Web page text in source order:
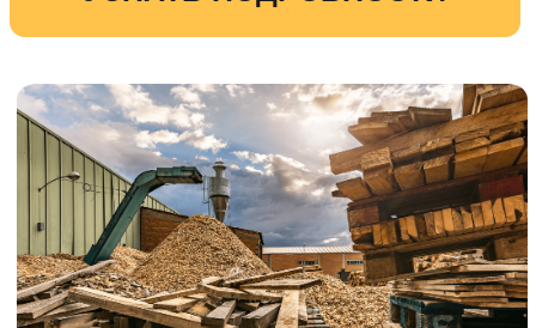
для строительной техники и рабочих,
обеспечив быстрое и безопасное
перемещение по территории объекта.
УЗНАТЬ ПОДРОБНОСТИ